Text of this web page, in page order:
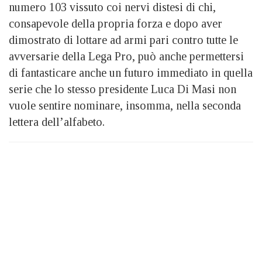
numero 103 vissuto coi nervi distesi di chi,
consapevole della propria forza e dopo aver
dimostrato di lottare ad armi pari contro tutte le
avversarie della Lega Pro, può anche permettersi
di fantasticare anche un futuro immediato in quella
serie che lo stesso presidente Luca Di Masi non
vuole sentire nominare, insomma, nella seconda
lettera dell’alfabeto.